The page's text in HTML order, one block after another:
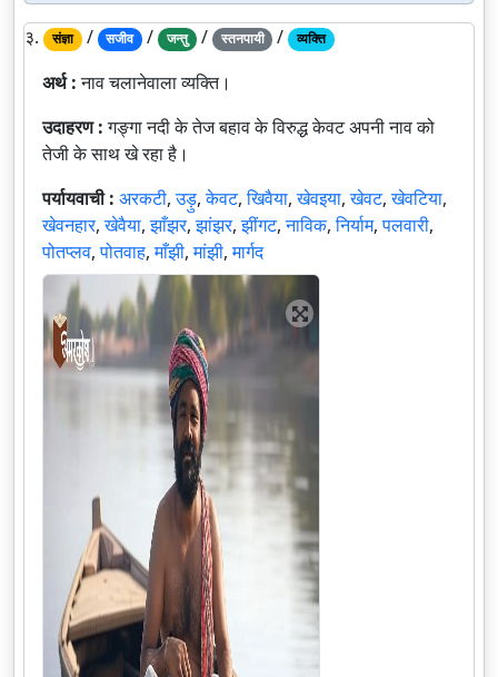
३. संज्ञा / सजीव / जन्तु / स्तनपायी / व्यक्ति
अर्थ :नाव चलानेवाला व्यक्ति।
उदाहरण :गङ्गा नदी के तेज बहाव के विरुद्ध केवट अपनी नाव को
तेजी के साथ खे रहा है।
पर्यायवाची : अरकटी,उड़ु,केवट,खिवैया,खेवइया,खेवट,खेवटिया,
खेवनहार,खेवैया,झाँझर,झांझर,झींगट,नाविक,निर्याम,पलवारी,
पोतप्लव,पोतवाह,माँझी,मांझी,मार्गद